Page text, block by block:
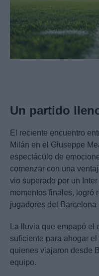
Un partido
El reciente encuentro
Milán en el Giuseppe
espectáculo de
comenzar con una
vio superado por un
momentos finales, logró
jugadores del
La lluvia que empapó
suficiente para ahogar
quienes viajaron desde
equipo.